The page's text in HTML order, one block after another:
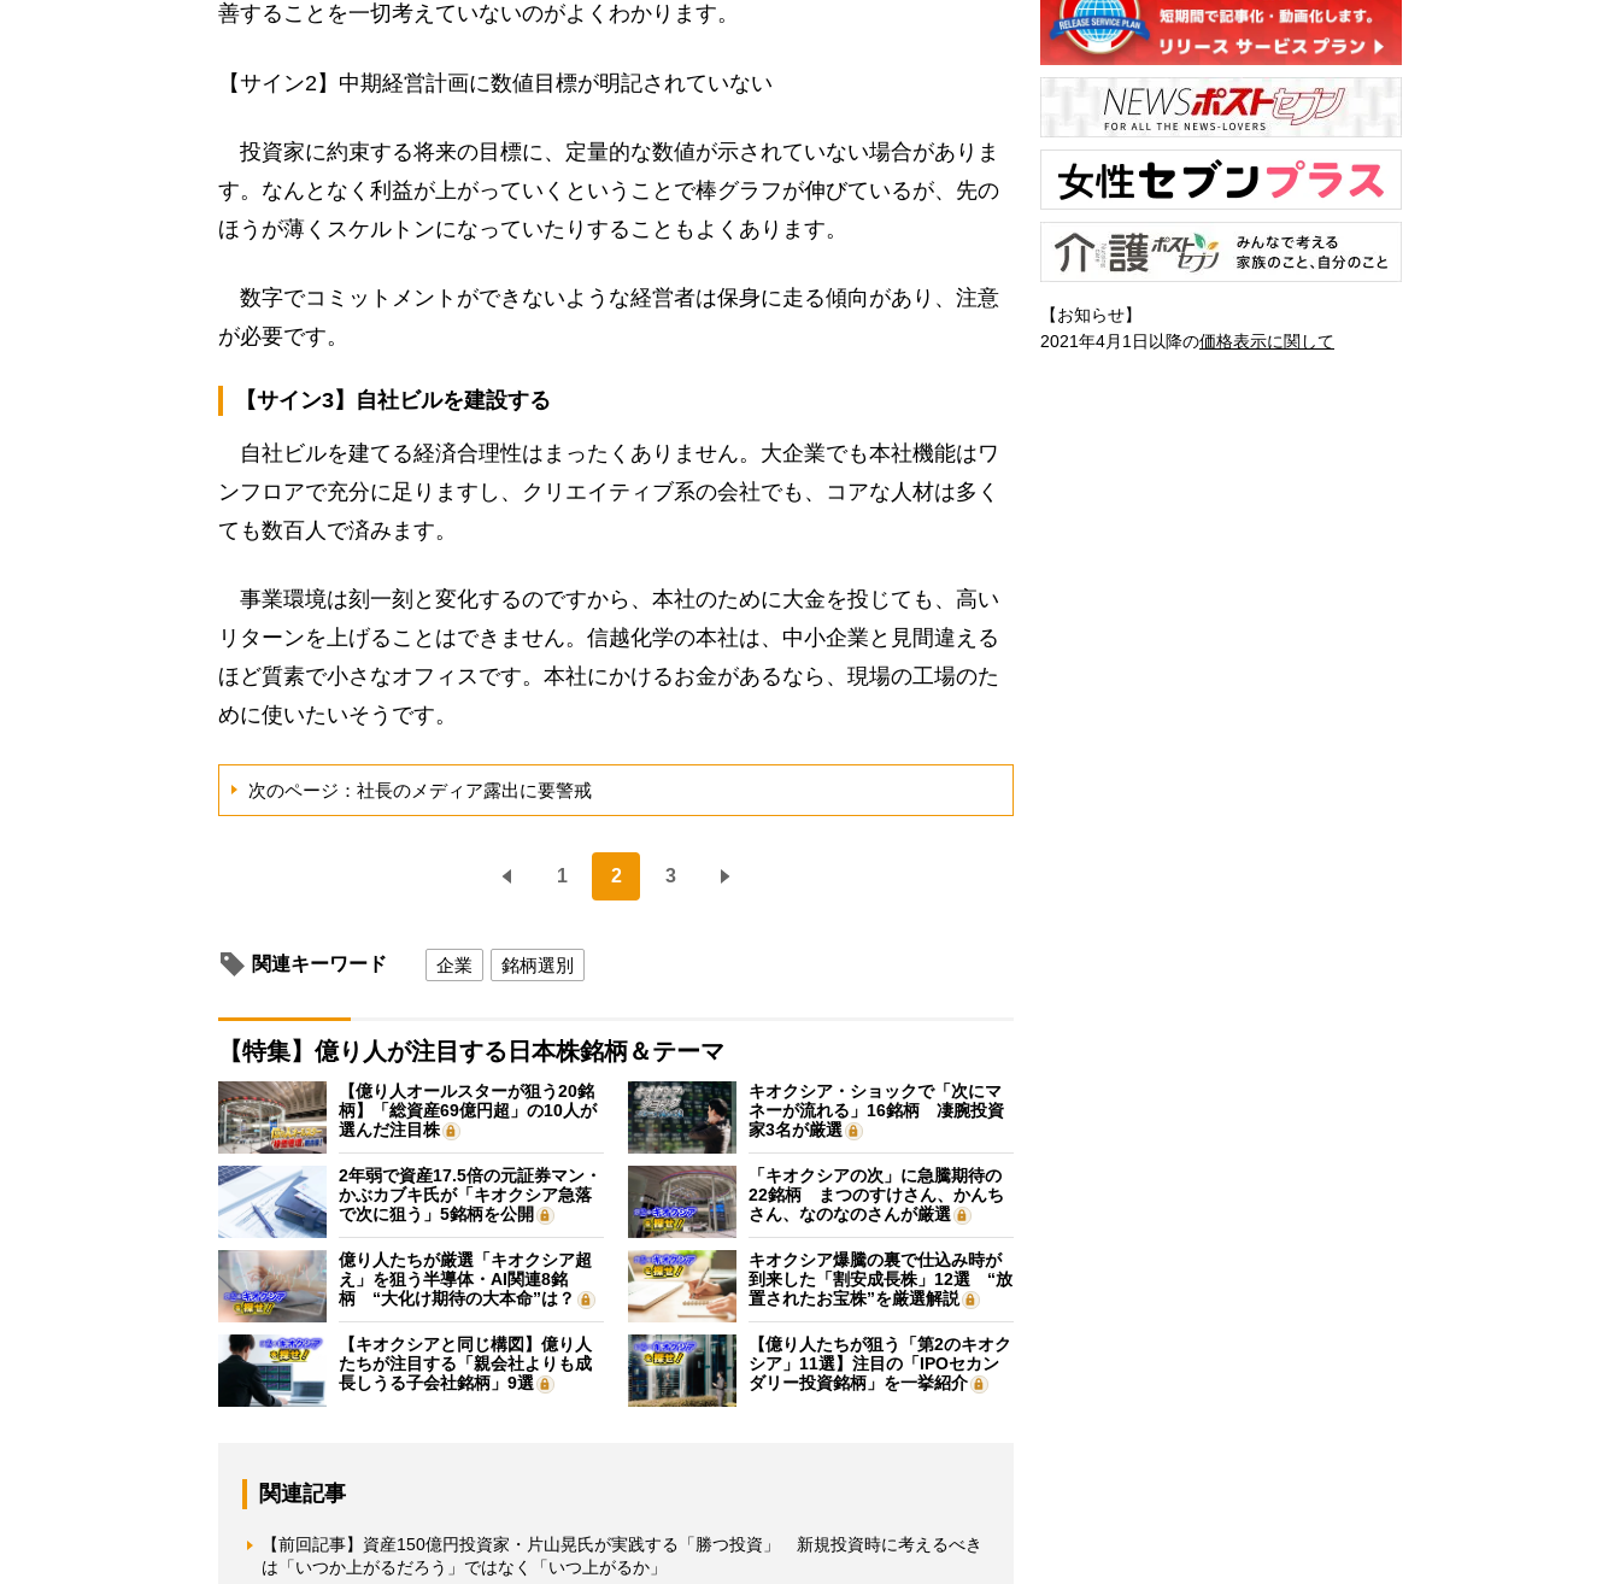
善することを一切考えていないのがよくわかります。
【サイン2】中期経営計画に数値目標が明記されていない
投資家に約束する将来の目標に、定量的な数値が示されていない場合がありま
す。なんとなく利益が上がっていくということで棒グラフが伸びているが、先の
ほうが薄くスケルトンになっていたりすることもよくあります。
数字でコミットメントができないような経営者は保身に走る傾向があり、注意
が必要です。
【サイン3】自社ビルを建設する
自社ビルを建てる経済合理性はまったくありません。大企業でも本社機能はワ
ンフロアで充分に足りますし、クリエイティブ系の会社でも、コアな人材は多く
ても数百人で済みます。
事業環境は刻一刻と変化するのですから、本社のために大金を投じても、高い
リターンを上げることはできません。信越化学の本社は、中小企業と見間違える
ほど質素で小さなオフィスです。本社にかけるお金があるなら、現場の工場のた
めに使いたいそうです。
次のページ：社長のメディア露出に要警戒
1 2 3
関連キーワード 企業 銘柄選別
【特集】億り人が注目する日本株銘柄＆テーマ
【億り人オールスターが狙う20銘
柄】「総資産69億円超」の10人が
選んだ注目株
キオクシア・ショックで「次にマ
ネーが流れる」16銘柄 凄腕投資
家3名が厳選
2年弱で資産17.5倍の元証券マン・
かぶカブキ氏が「キオクシア急落
で次に狙う」5銘柄を公開
「キオクシアの次」に急騰期待の
22銘柄 まつのすけさん、かんち
さん、なのなのさんが厳選
億り人たちが厳選「キオクシア超
え」を狙う半導体・AI関連8銘
柄 “大化け期待の大本命”は？
キオクシア爆騰の裏で仕込み時が
到来した「割安成長株」12選 “放
置されたお宝株”を厳選解説
【キオクシアと同じ構図】億り人
たちが注目する「親会社よりも成
長しうる子会社銘柄」9選
【億り人たちが狙う「第2のキオク
シア」11選】注目の「IPOセカン
ダリー投資銘柄」を一挙紹介
関連記事
【前回記事】資産150億円投資家・片山晃氏が実践する「勝つ投資」 新規投資時に考えるべき
は「いつか上がるだろう」ではなく「いつ上がるか」
【お知らせ】
2021年4月1日以降の価格表示に関して